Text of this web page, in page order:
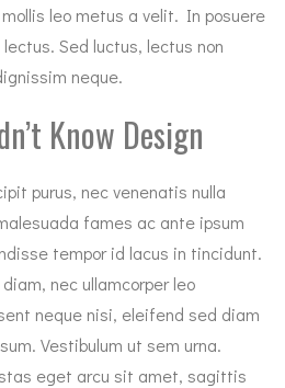
leo metus a velit. In posuere
Sed luctus, lectus non
neque.
Know Design
purus, nec venenatis nulla
fames ac ante ipsum
tempor id lacus in tincidunt.
nec ullamcorper leo
neque nisi, eleifend sed diam
Vestibulum ut sem urna.
eget arcu sit amet, sagittis